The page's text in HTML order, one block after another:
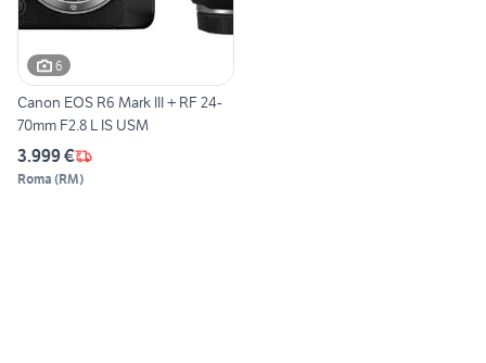
6
Canon EOS R6 Mark III + RF 24-
70mm F2.8 L IS USM
3.999 €
Roma (RM)